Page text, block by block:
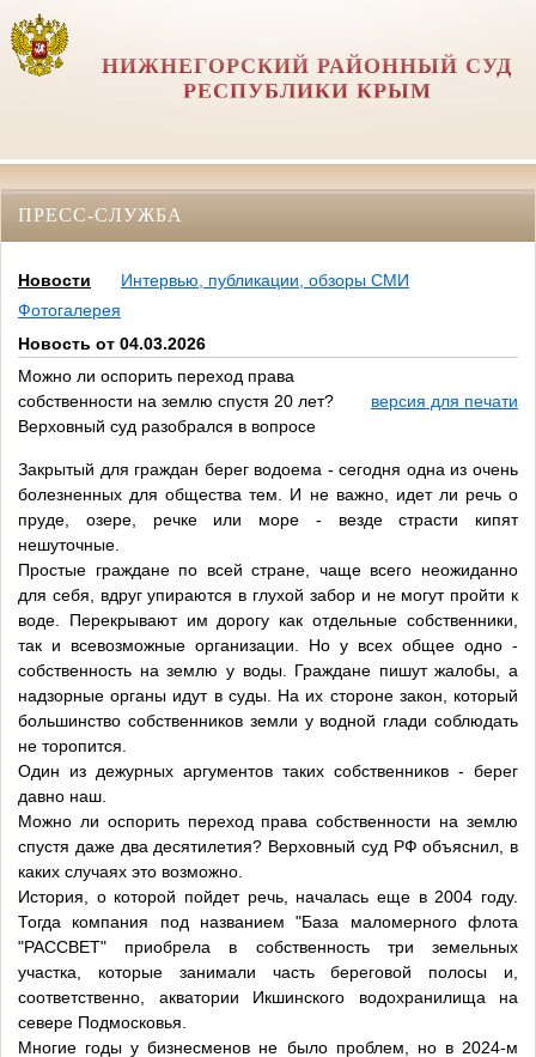
НИЖНЕГОРСКИЙ РАЙОННЫЙ СУД
РЕСПУБЛИКИ КРЫМ
ПРЕСС-СЛУЖБА
Новости
Интервью, публикации, обзоры СМИ
Фотогалерея
Новость от 04.03.2026
Можно ли оспорить переход права
собственности на землю спустя 20 лет?
Верховный суд разобрался в вопросе
версия для печати
Закрытый для граждан берег водоема - сегодня одна из очень
болезненных для общества тем. И не важно, идет ли речь о
пруде, озере, речке или море - везде страсти кипят
нешуточные.
Простые граждане по всей стране, чаще всего неожиданно
для себя, вдруг упираются в глухой забор и не могут пройти к
воде. Перекрывают им дорогу как отдельные собственники,
так и всевозможные организации. Но у всех общее одно -
собственность на землю у воды. Граждане пишут жалобы, а
надзорные органы идут в суды. На их стороне закон, который
большинство собственников земли у водной глади соблюдать
не торопится.
Один из дежурных аргументов таких собственников - берег
давно наш.
Можно ли оспорить переход права собственности на землю
спустя даже два десятилетия? Верховный суд РФ объяснил, в
каких случаях это возможно.
История, о которой пойдет речь, началась еще в 2004 году.
Тогда компания под названием "База маломерного флота
"РАССВЕТ" приобрела в собственность три земельных
участка, которые занимали часть береговой полосы и,
соответственно, акватории Икшинского водохранилища на
севере Подмосковья.
Многие годы у бизнесменов не было проблем, но в 2024-м